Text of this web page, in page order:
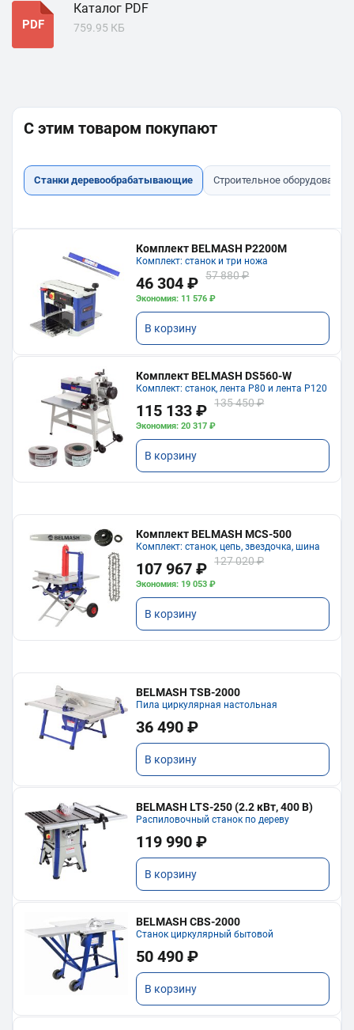
PDF
Каталог PDF
759.95 КБ
С этим товаром покупают
Станки деревообрабатывающие Строительное оборудование
Комплект BELMASH P2200M
Комплект: станок и три ножа
46 304 ₽ 57 880 ₽
Экономия: 11 576 ₽
В корзину
Комплект BELMASH DS560-W
Комплект: станок, лента P80 и лента P120
115 133 ₽ 135 450 ₽
Экономия: 20 317 ₽
В корзину
Комплект BELMASH MCS-500
Комплект: станок, цепь, звездочка, шина
107 967 ₽ 127 020 ₽
Экономия: 19 053 ₽
В корзину
BELMASH TSB-2000
Пила циркулярная настольная
36 490 ₽
В корзину
BELMASH LTS-250 (2.2 кВт, 400 В)
Распиловочный станок по дереву
119 990 ₽
В корзину
BELMASH CBS-2000
Станок циркулярный бытовой
50 490 ₽
В корзину